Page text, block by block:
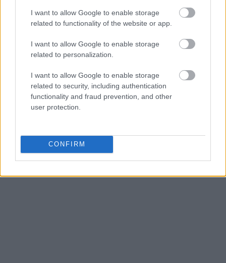
I want to allow Google to enable storage
related to functionality of the website or app.
I want to allow Google to enable storage
related to personalization.
I want to allow Google to enable storage
related to security, including authentication
functionality and fraud prevention, and other
user protection.
CONFIRM